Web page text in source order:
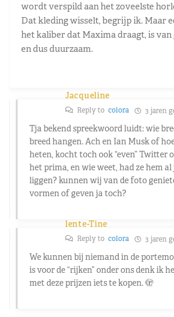
wordt verspild aan het zoveelste
Dat kleding wisselt, begrijp ik. Maar
het kaliber dat Maxima draagt, is
en dus duurzaam.
Jacqueline
Reply to colora 3 jaren
Tja bekend spreekwoord luidt: wie
breed hangen. Ach en Ian Musk of
heten, kocht toch ook “even” Twitter
het prima, en wie weet, had ze hem
liggen? kunnen wij van de foto
vormen of geven ja toch?
lente-Tine
Reply to colora 3 jaren
We kunnen bij niemand in de
is voor de “rijken” onder ons denk ik
met deze prijzen iets te kopen. 🫣